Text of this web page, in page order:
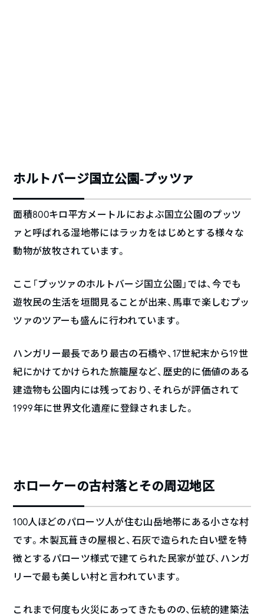
ホルトバージ国立公園-プッツァ
面積800キロ平方メートルにおよぶ国立公園のプッツ
ァと呼ばれる湿地帯にはラッカをはじめとする様々な
動物が放牧されています。
ここ「プッツァのホルトバージ国立公園」では、今でも
遊牧民の生活を垣間見ることが出来、馬車で楽しむプッ
ツァのツアーも盛んに行われています。
ハンガリー最長であり最古の石橋や、17世紀末から19世
紀にかけてかけられた旅籠屋など、歴史的に価値のある
建造物も公園内には残っており、それらが評価されて
1999年に世界文化遺産に登録されました。
ホローケーの古村落とその周辺地区
100人ほどのパローツ人が住む山岳地帯にある小さな村
です。木製瓦葺きの屋根と、石灰で造られた白い壁を特
徴とするパローツ様式で建てられた民家が並び、ハンガ
リーで最も美しい村と言われています。
これまで何度も火災にあってきたものの、伝統的建築法